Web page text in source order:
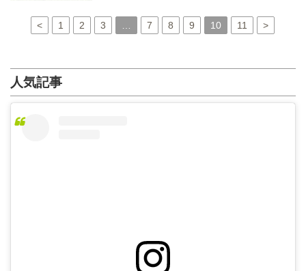
< 1 2 3 7 8 9 10 11 >
人気記事